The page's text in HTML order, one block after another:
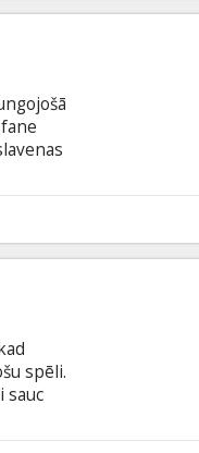
Dace
"Rija".
spēli.
sauc